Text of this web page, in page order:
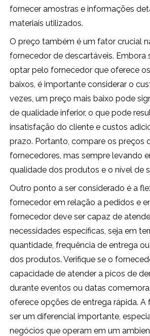
fornecer amostras e informações
materiais utilizados.
O preço também é um fator crucial
fornecedor de descartáveis. Embora
optar pelo fornecedor que oferece
baixos, é importante considerar o
vezes, um preço mais baixo pode
de qualidade inferior, o que pode
insatisfação do cliente e custos
prazo. Portanto, compare os preços
fornecedores, mas sempre levando
qualidade dos produtos e o nível de
Outro ponto a ser considerado é a
fornecedor em relação a pedidos e
fornecedor deve ser capaz de
necessidades específicas, seja em
quantidade, frequência de entrega
dos produtos. Verifique se o
capacidade de atender a picos de
durante eventos ou datas
oferece opções de entrega rápida. A
ser um diferencial importante,
negócios que operam em um